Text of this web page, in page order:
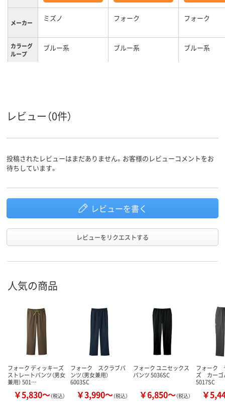
メーカー ミズノ フォーク フォーク
カラーグ
ループ
ブルー系 ブルー系 ブルー系
レビュー（0件）
投稿されたレビューはまだありません。お客様のレビューコメントをお
待ちしています。
レビューを書く
レビューをリクエストする
人気の商品
フォーク ディッキーズ
ストレートパンツ（男女
兼用） 501…
￥5,830～（税込）
フォーク スクラブパ
ンツ（男女兼用）
6003SC
￥3,990～（税込）
フォーク ユニセックス
パンツ 5036SC
￥6,850～（税込）
フォーク
ズ カー
5017SC
￥